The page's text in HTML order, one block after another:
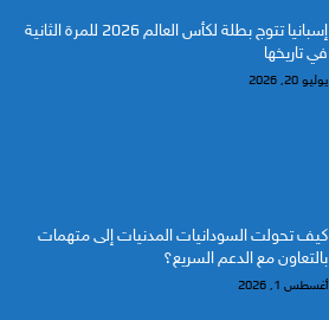
إسبانيا تتوج بطلة لكأس العالم 2026 للمرة الثانية
في تاريخها
يوليو 20, 2026
كيف تحولت السودانيات المدنيات إلى متهمات
بالتعاون مع الدعم السريع؟
أغسطس 1, 2026